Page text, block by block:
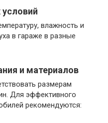
влажность и
в гараже в разные
и материалов
размерам
Для эффективного
рекомендуются: